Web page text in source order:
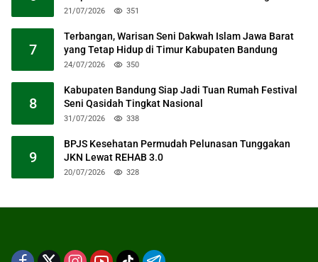
21/07/2026 351
7
Terbangan, Warisan Seni Dakwah Islam Jawa Barat
yang Tetap Hidup di Timur Kabupaten Bandung
24/07/2026 350
8
Kabupaten Bandung Siap Jadi Tuan Rumah Festival
Seni Qasidah Tingkat Nasional
31/07/2026 338
9
BPJS Kesehatan Permudah Pelunasan Tunggakan
JKN Lewat REHAB 3.0
20/07/2026 328